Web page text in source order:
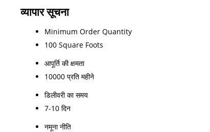
व्यापार सूचना
Minimum Order Quantity
100 Square Foots
आपूर्ति की क्षमता
10000 प्रति महीने
डिलीवरी का समय
7-10 दिन
नमूना नीति